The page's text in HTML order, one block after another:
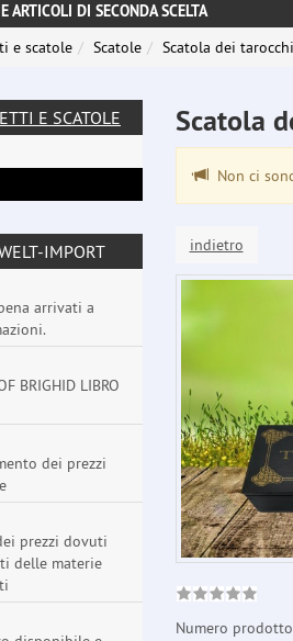
ARTICOLI DI SECONDA SCELTA
e scatole Scatole Scatola dei
Scatola
Non ci
indietro
Numero prodotto
E SCATOLE
IMPORT
arrivati a
BRIGHID LIBRO
dei prezzi
prezzi dovuti
delle materie